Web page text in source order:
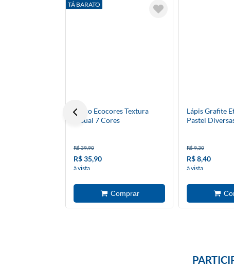
TÁ BARATO
Bloco Ecocores Textura
Visual 7 Cores
R$ 39,90
R$ 35,90
à vista
Lápis Grafite
Pastel
R$ 9,30
R$ 8,40
à vista